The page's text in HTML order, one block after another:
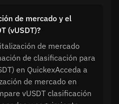
de mercado y el
(vUSDT)?
de mercado
de clasificación para
en QuickexAcceda a
de mercado en
vUSDT clasificación